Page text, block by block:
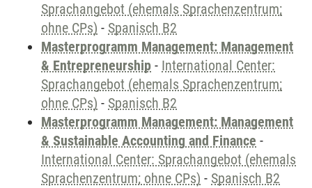
Sprachangebot (ehemals Sprachenzentrum;
ohne CPs) - Spanisch B2
Masterprogramm Management: Management
& Entrepreneurship - International Center:
Sprachangebot (ehemals Sprachenzentrum;
ohne CPs) - Spanisch B2
Masterprogramm Management: Management
& Sustainable Accounting and Finance -
International Center: Sprachangebot (ehemals
Sprachenzentrum; ohne CPs) - Spanisch B2